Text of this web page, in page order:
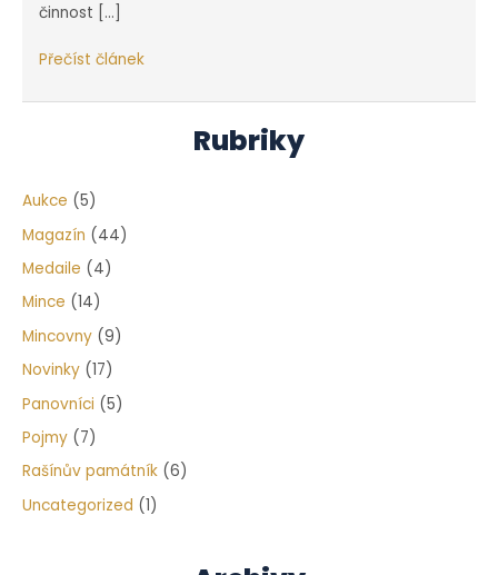
činnost […]
Neslýchaný
mincovnám
Přečíst článek
Rubriky
Aukce (5)
Magazín (44)
Medaile (4)
Mince (14)
Mincovny (9)
Novinky (17)
Panovníci (5)
Pojmy (7)
Rašínův památník (6)
Uncategorized (1)